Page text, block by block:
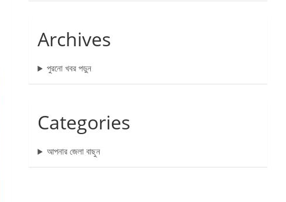
Archives
পুরনো খবর পড়ুন
Categories
আপনার জেলা বাছুন